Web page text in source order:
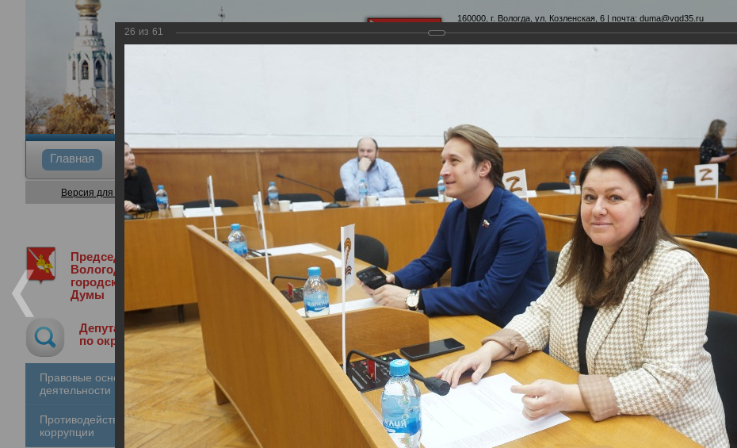
160000, г. Вологда, ул. Козленская, 6 | почта: duma@vgd35.ru
Главная Общие сведения Депутаты Комитеты График приема Контакты Депутатские объединения
Версия для слабовидящих
Председатель
Вологодской
городской
Думы
Депутат
по округу
Правовые основы
деятельности
Противодействие
коррупции
Медиа библиотека Фотогалерея
Внеочередная сессия Вологодской городской Думы
Внеочередная сессия Вологодской городской Думы
29.04.2025
26 из 61